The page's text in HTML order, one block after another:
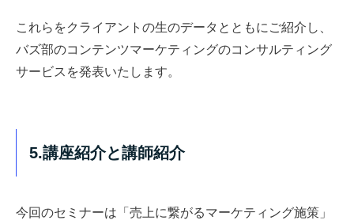
これらをクライアントの生のデータ とともに ご紹介 し、
バズ部のコンテンツマーケティングのコンサルティング
サービスを発表いたします。
5.講座紹介と講師紹介
今回のセミナーは「売上に繋がるマーケティング施策」